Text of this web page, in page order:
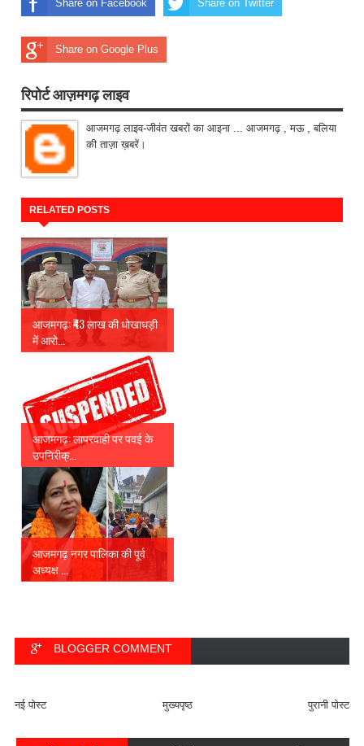
Share on Facebook Share on Twitter
Share on Google Plus
रिपोर्ट आज़मगढ़ लाइव
आजमगढ़ लाइव-जीवंत खबरों का आइना ... आजमगढ़ , मऊ , बलिया
की ताज़ा ख़बरें।
RELATED POSTS
आजमगढ़: ₹43 लाख की धोखाधड़ी
में आरो...
आजमगढ़: लापरवाही पर पवई के
उपनिरीक्...
आजमगढ़ नगर पालिका की पूर्व
अध्यक्ष ...
BLOGGER COMMENT
नई पोस्ट पुरानी पोस्ट
मुख्यपृष्ठ